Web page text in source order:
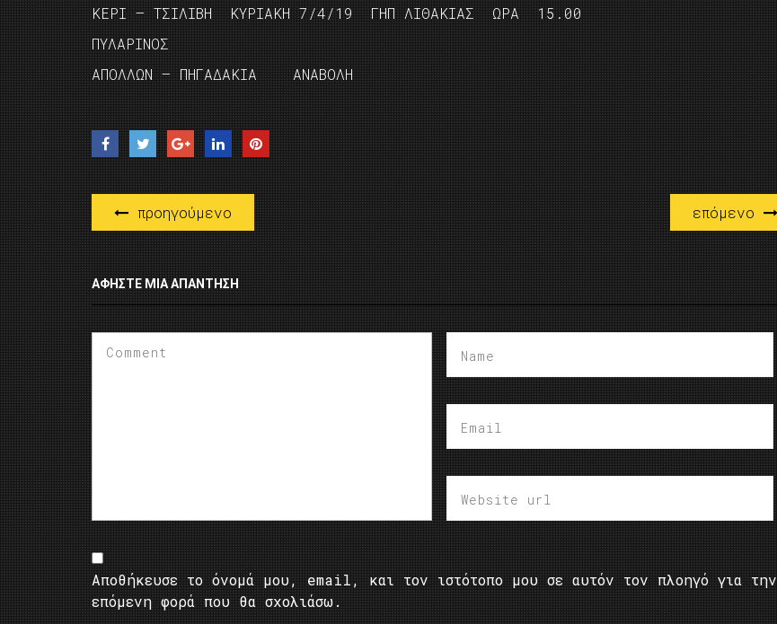
ΚΕΡΙ – ΤΣΙΛΙΒΗ ΚΥΡΙΑΚΗ 7/4/19 ΓΗΠ ΛΙΘΑΚΙΑΣ ΩΡΑ 15.00
ΠΥΛΑΡΙΝΟΣ
ΑΠΟΛΛΩΝ – ΠΗΓΑΔΑΚΙΑ ΑΝΑΒΟΛΗ
προηγούμενο επόμενο
ΑΦΉΣΤΕ ΜΙΑ ΑΠΆΝΤΗΣΗ
Αποθήκευσε το όνομά μου, email, και τον ιστότοπο μου σε αυτόν τον πλοηγό για την
επόμενη φορά που θα σχολιάσω.